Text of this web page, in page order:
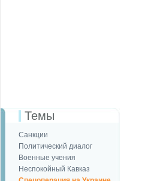
Темы
Санкции
Политический диалог
Военные учения
Неспокойный Кавказ